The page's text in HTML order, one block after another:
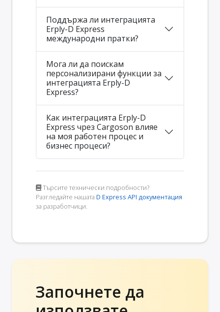
Поддържа ли интеграцията
Erply-D Express
международни пратки?
Мога ли да поискам
персонализирани функции за
интеграцията Erply-D
Express?
Как интеграцията Erply-D
Express чрез Cargoson влияе
на моя работен процес и
бизнес процеси?
Търсите технически подробности?
Разгледайте нашата D Express API документация
за разработчици.
Започнете да